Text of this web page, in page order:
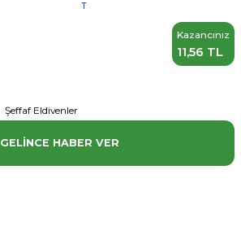
T
Kazancınız
11,56 TL
Şeffaf Eldivenler
GELINCE HABER VER